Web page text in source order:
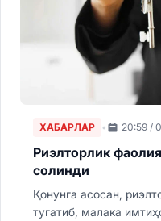
ХАБАРЛАР • 20:59 /
Риэлторлик
солинди
Қонунга асосан,
тугатиб, малака